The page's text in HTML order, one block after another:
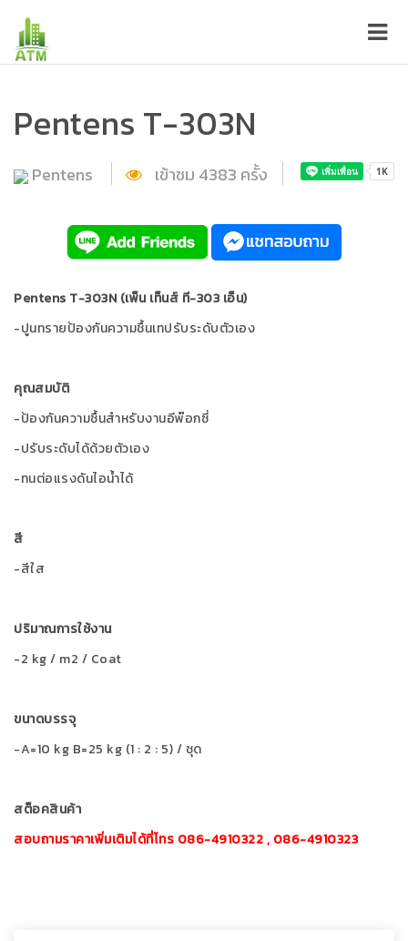
Pentens T-303N
Pentens เข้าชม 4383 ครั้ง
Pentens T-303N (เพ็น เท็นส์ ที-303 เอ็น)
-ปูนทรายป้องกันความชื้นเทปรับระดับตัวเอง
คุณสมบัติ
-ป้องกันความชื้นสำหรับงานอีพ๊อกซี่
-ปรับระดับได้ด้วยตัวเอง
-ทนต่อแรงดันไอน้ำได้
สี
-สีใส
ปริมาณการใช้งาน
-2 kg / m2 / Coat
ขนาดบรรจุ
-A=10 kg B=25 kg (1 : 2 : 5) / ชุด
สต็อคสินค้า
สอบถามราคาเพิ่มเติมได้ที่โทร 086-4910322 , 086-4910323